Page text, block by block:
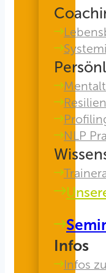
NLP
Infos
Infos